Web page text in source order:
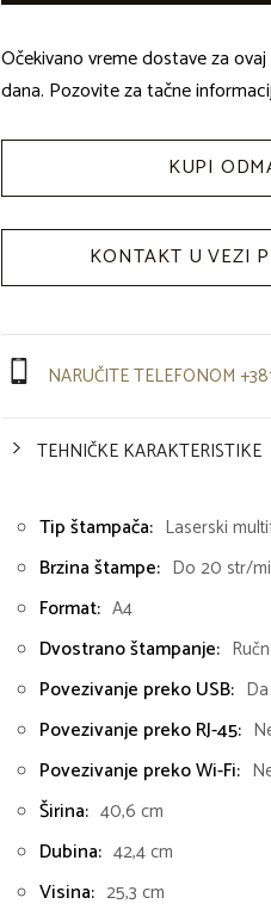
Očekivano vreme dostave za
dana. Pozovite za tačne
KUPI
KONTAKT U VEZI
NARUČITE TELEFONOM
TEHNIČKE KARAKTERISTIKE
Tip štampača: Laserski
Brzina štampe: Do 20 str/
Format: A4
Dvostrano štampanje:
Povezivanje preko USB: Da
Povezivanje preko RJ-45:
Povezivanje preko Wi-Fi:
Širina: 40,6 cm
Dubina: 42,4 cm
Visina: 25,3 cm